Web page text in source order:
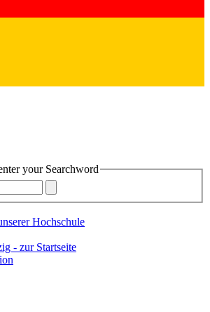
your Searchword
Hochschule